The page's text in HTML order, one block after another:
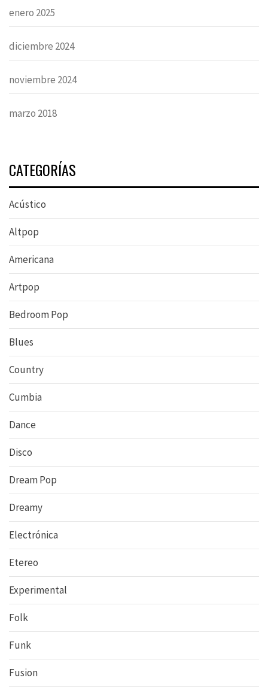
enero 2025
diciembre 2024
noviembre 2024
marzo 2018
CATEGORÍAS
Acústico
Altpop
Americana
Artpop
Bedroom Pop
Blues
Country
Cumbia
Dance
Disco
Dream Pop
Dreamy
Electrónica
Etereo
Experimental
Folk
Funk
Fusion